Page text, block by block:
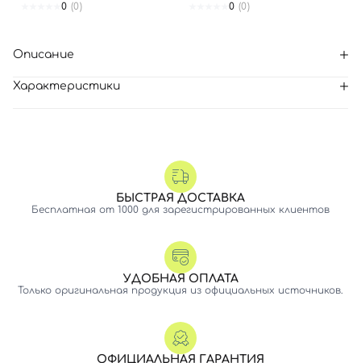
0 (0)
0 (0)
Описание
Характеристики
БЫСТРАЯ ДОСТАВКА
Бесплатная от 1000 для зарегистрированных клиентов
УДОБНАЯ ОПЛАТА
Только оригинальная продукция из официальных источников.
ОФИЦИАЛЬНАЯ ГАРАНТИЯ